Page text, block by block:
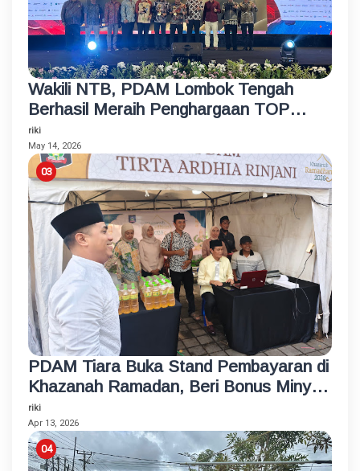
Wakili NTB, PDAM Lombok Tengah
Berhasil Meraih Penghargaan TOP
BUMD Bintang 4 Tahun 2026
riki
May 14, 2026
PDAM Tiara Buka Stand Pembayaran di
Khazanah Ramadan, Beri Bonus Minyak
Goreng
riki
Apr 13, 2026